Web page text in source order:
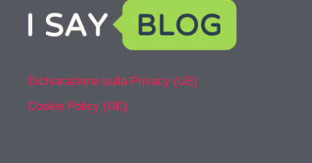
Dichiarazione sulla Privacy (UE)
Cookie Policy (UE)